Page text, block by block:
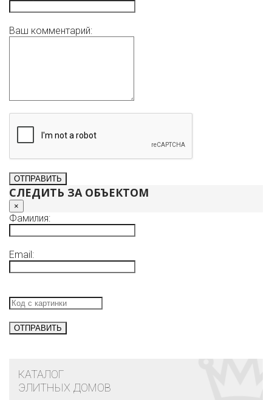
Ваш комментарий:
СЛЕДИТЬ ЗА ОБЪЕКТОМ
×
Фамилия:
Email:
КАТАЛОГ
ЭЛИТНЫХ ДОМОВ